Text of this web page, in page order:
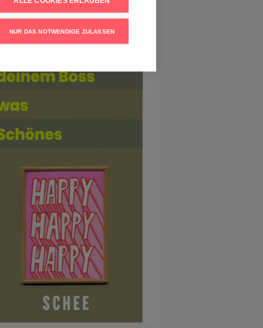
Social Media Marketing mit
Targeting Optionen.
NUR DAS NOTWENDIGE ZULASSEN